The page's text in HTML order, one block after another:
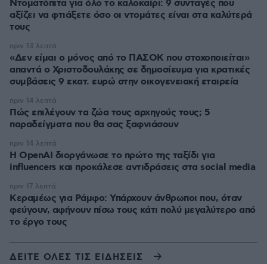
Ντοματόπιτα για όλο το καλοκαίρι: 9 συνταγές που
αξίζει να φτιάξετε όσο οι ντομάτες είναι στα καλύτερά
τους
«Δεν είμαι ο μόνος από το ΠΑΣΟΚ που στοχοποιείται»
απαντά ο Χριστοδουλάκης σε δημοσίευμα για κρατικές
συμβάσεις 9 εκατ. ευρώ στην οικογενειακή εταιρεία
πριν 13 λεπτά
Πώς επιλέγουν τα ζώα τους αρχηγούς τους; 5
παραδείγματα που θα σας ξαφνιάσουν
πριν 14 λεπτά
Η OpenAI διοργάνωσε το πρώτο της ταξίδι για
influencers και προκάλεσε αντιδράσεις στα social media
πριν 14 λεπτά
Κεραμέως για Ράμφο: Υπάρχουν άνθρωποι που, όταν
φεύγουν, αφήνουν πίσω τους κάτι πολύ μεγαλύτερο από
το έργο τους
πριν 17 λεπτά
ΔΕΙΤΕ ΟΛΕΣ ΤΙΣ ΕΙΔΗΣΕΙΣ